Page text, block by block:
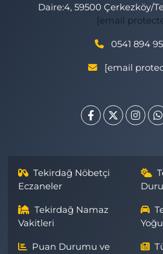
Daire:4, 59500 Çerkezköy/
[email
0541 894
[email
Tekirdağ Nöbetçi
Eczaneler
Tekirdağ Namaz
Vakitleri
Puan Durumu ve